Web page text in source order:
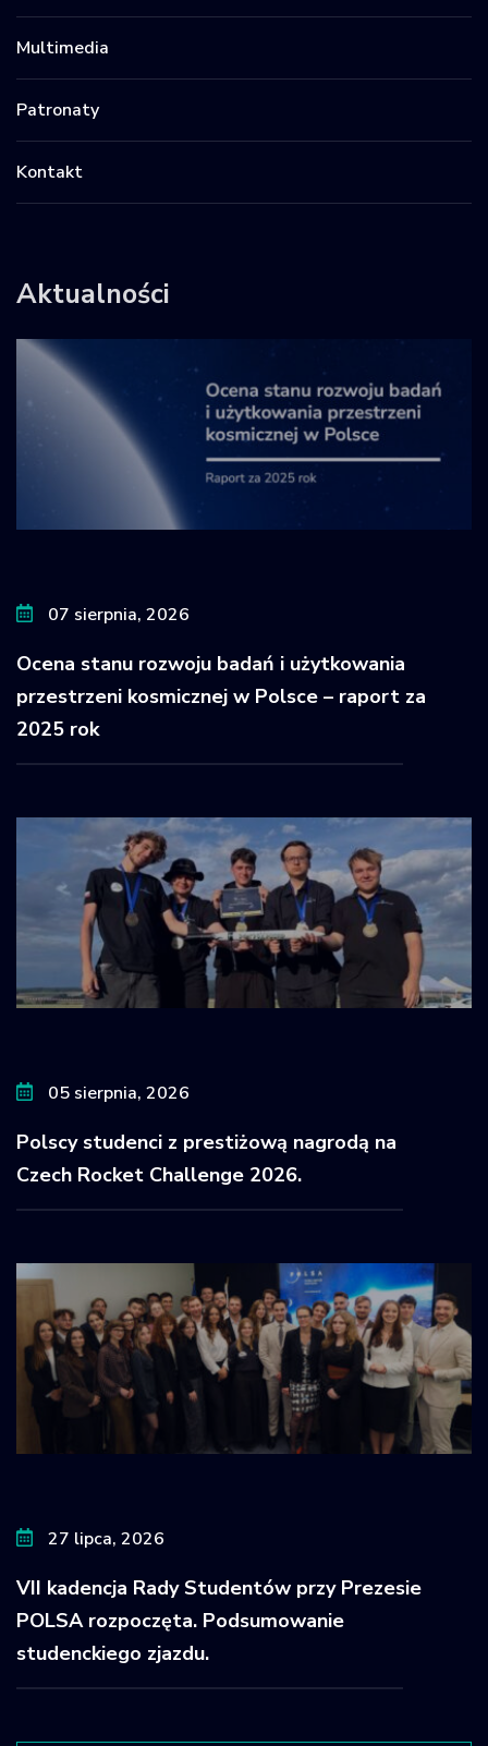
Multimedia
Patronaty
Kontakt
Aktualności
07 sierpnia, 2026
Ocena stanu rozwoju badań i użytkowania
przestrzeni kosmicznej w Polsce – raport za
2025 rok
05 sierpnia, 2026
Polscy studenci z prestiżową nagrodą na
Czech Rocket Challenge 2026.
27 lipca, 2026
VII kadencja Rady Studentów przy Prezesie
POLSA rozpoczęta. Podsumowanie
studenckiego zjazdu.